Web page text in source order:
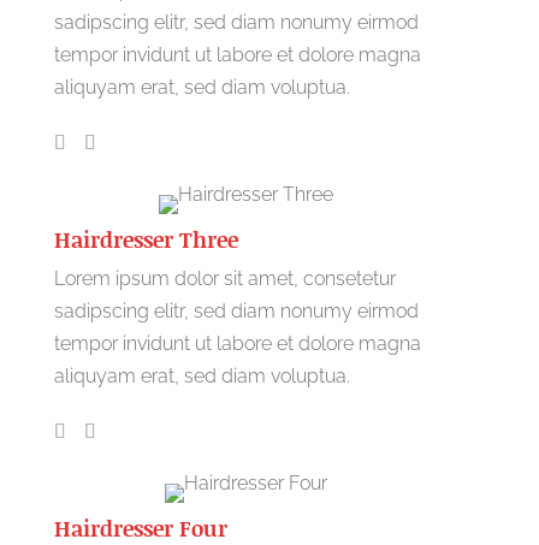
sadipscing elitr, sed diam nonumy eirmod
tempor invidunt ut labore et dolore magna
aliquyam erat, sed diam voluptua.
Hairdresser Three
Lorem ipsum dolor sit amet, consetetur
sadipscing elitr, sed diam nonumy eirmod
tempor invidunt ut labore et dolore magna
aliquyam erat, sed diam voluptua.
Hairdresser Four